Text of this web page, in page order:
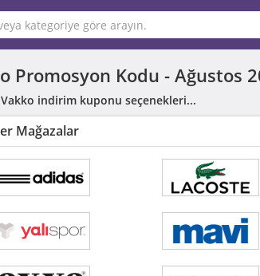
Promosyon Kodu - Ağustos
indirim kuponu seçenekleri...
Mağazalar